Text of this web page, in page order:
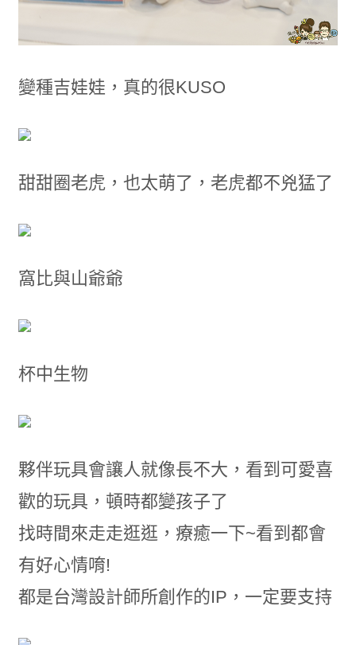
變種吉娃娃，真的很KUSO
甜甜圈老虎，也太萌了，老虎都不兇猛了
窩比與山爺爺
杯中生物
夥伴玩具會讓人就像長不大，看到可愛喜
歡的玩具，頓時都變孩子了
找時間來走走逛逛，療癒一下~看到都會
有好心情唷!
都是台灣設計師所創作的IP，一定要支持